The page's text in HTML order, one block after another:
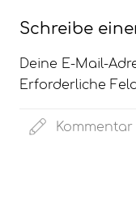
Schreibe
Deine E-Mail-
Erforderliche